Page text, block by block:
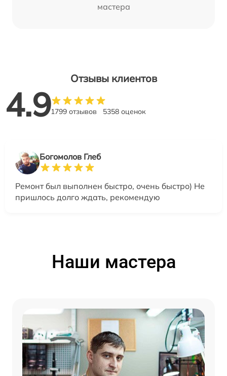
мастера
Отзывы клиентов
4.91799 отзывов 5358 оценок
Богомолов Глеб
Ремонт был выполнен быстро, очень быстро) Не
пришлось долго ждать, рекомендую
Наши мастера